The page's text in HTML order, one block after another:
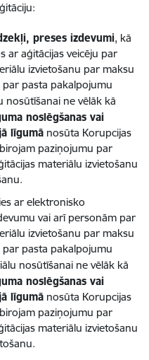
preses izdevumi, kā
ar aģitācijas veicēju par
izvietošanu par maksu
pasta pakalpojumu
nosūtīšanai ne vēlāk kā
noslēgšanas vai
līgumā nosūta Korupcijas
paziņojumu par
materiālu izvietošanu
ar elektronisko
vai arī personām par
izvietošanu par maksu
pasta pakalpojumu
nosūtīšanai ne vēlāk kā
noslēgšanas vai
līgumā nosūta Korupcijas
paziņojumu par
materiālu izvietošanu